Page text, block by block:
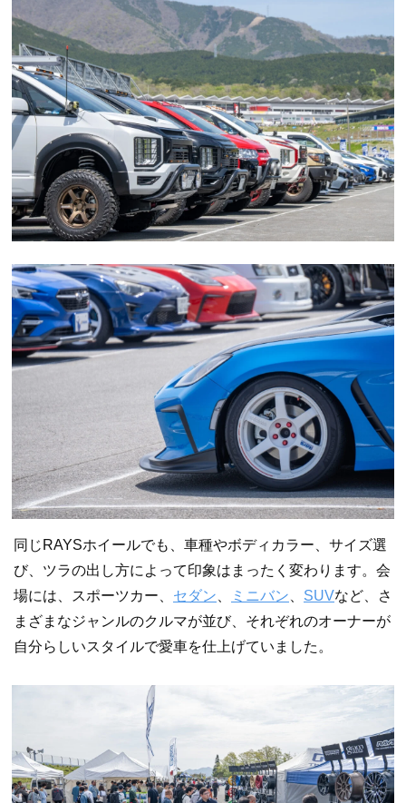
同じRAYSホイールでも、車種やボディカラー、サイズ選
び、ツラの出し方によって印象はまったく変わります。会
場には、スポーツカー、 セダン ミニバン SUVなど、さ
まざまなジャンルのクルマが並び、それぞれのオーナーが
自分らしいスタイルで愛車を仕上げていました。